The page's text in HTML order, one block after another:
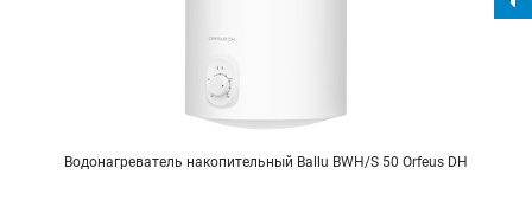
Водонагреватель накопительный Ballu BWH/S 50 Orfeus DH